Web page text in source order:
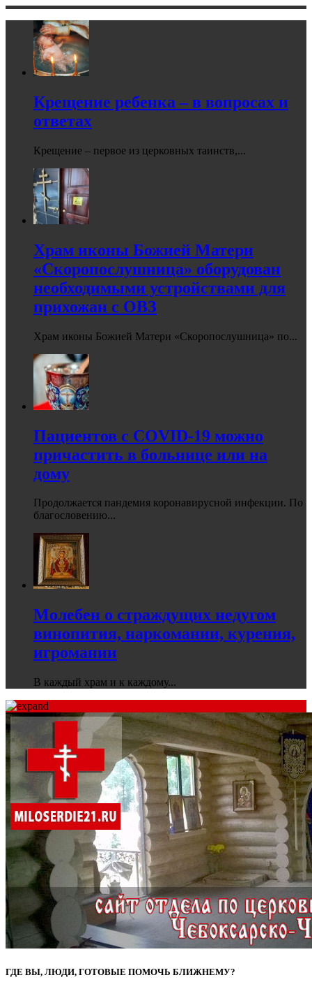
Крещение ребенка – в вопросах и
ответах
Крещение – первое из церковных таинств,...
Храм иконы Божией Матери
«Скоропослушница» оборудован
необходимыми устройствами для
прихожан с ОВЗ
Храм иконы Божией Матери «Скоропослушница» по...
Пациентов с COVID-19 можно
причастить в больнице или на
дому
Продолжается пандемия коронавирусной инфекции. По
благословению...
Молебен о страждущих недугом
винопития, наркомании, курения,
игромании
В каждый храм и к каждому...
ГДЕ ВЫ, ЛЮДИ, ГОТОВЫЕ ПОМОЧЬ БЛИЖНЕМУ?